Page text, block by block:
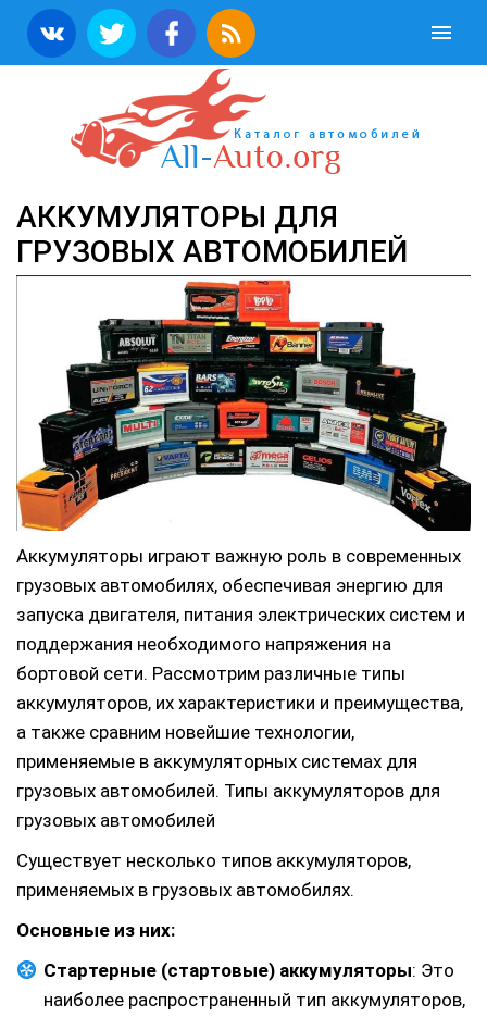
АККУМУЛЯТОРЫ ДЛЯ
ГРУЗОВЫХ АВТОМОБИЛЕЙ
Аккумуляторы играют важную роль в современных
грузовых автомобилях, обеспечивая энергию для
запуска двигателя, питания электрических систем и
поддержания необходимого напряжения на
бортовой сети. Рассмотрим различные типы
аккумуляторов, их характеристики и преимущества,
а также сравним новейшие технологии,
применяемые в аккумуляторных системах для
грузовых автомобилей. Типы аккумуляторов для
грузовых автомобилей
Существует несколько типов аккумуляторов,
применяемых в грузовых автомобилях.
Основные из них:
Стартерные (стартовые) аккумуляторы: Это
наиболее распространенный тип аккумуляторов,